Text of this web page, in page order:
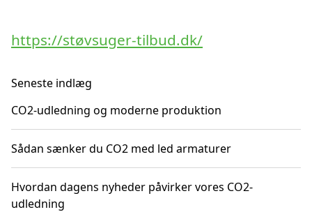
https://støvsuger-tilbud.dk/
Seneste indlæg
CO2-udledning og moderne produktion
Sådan sænker du CO2 med led armaturer
Hvordan dagens nyheder påvirker vores CO2-
udledning